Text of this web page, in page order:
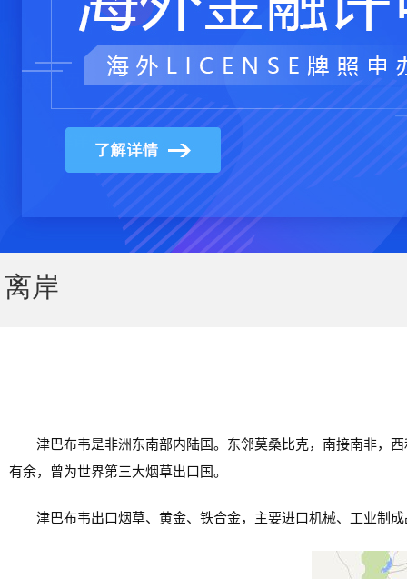
离岸
津巴布韦是非洲东南部内陆国。东邻莫桑比克，南接南非，
有余，曾为世界第三大烟草出口国。
津巴布韦出口烟草、黄金、铁合金，主要进口机械、工业制